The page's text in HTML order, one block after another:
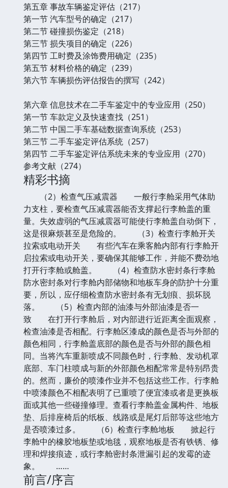
第五章 事故车辆鉴定评估（217）
第一节 汽车型号的确定（217）
第二节 碰撞损伤鉴定（218）
第三节 损失项目的确定（226）
第四节 工时费及涂饰费用确定（235）
第五节 材料价格的确定（239）
第六节 车辆损伤评估报告的撰写（242）
第六章 信息技术在二手车鉴定中的专业应用（250）
第一节 车款定义及快速查找（251）
第二节 中国二手车基础数据查询系统（253）
第三节 二手车鉴定评估系统（257）
第四节 二手车鉴定评估系统未来的专业应用（270）
参考文献（274）
精彩书摘
（2）检查气压减震器 一般行李舱采用气体助
力支柱，要检查气压减震器能否支撑起行李舱盖的重
量。失效虚弱的气压减震器可能使行李舱盖自动倒下，
这是很麻烦甚至是危险的。 （3）检查行李舱开关
拉索或电动开关 有些汽车在乘客舱内部有行李舱开
启拉索或电动开关，要确保其能够工作，并能不费劲地
打开行李舱或舱盖。 （4）检查防水密封条行李舱
防水密封条对行李舱内部储物和地板车身的防护十分重
要，所以，应仔细检查防水密封条有无划痕、损坏脱
落。 （5）检查内部的油漆与外部油漆是否一
致 在打开行李舱后，对内部进行近距离全面观察，
检查油漆是否相配。行李舱区漆成的颜色是否与外部的
颜色相同，行李舱盖底部的颜色是否与外部的颜色相
同。当将汽车重新喷成不同颜色时，行李舱、发动机罩
底部、车门柱喷成与新的外部颜色相配常常是特别昂贵
的。然而，廉价的喷漆作业并不包括这些工作。行李舱
中喷漆颜色不相配表明了已重喷了便宜漆或者是更换板
面或其他一些碰撞修理。查看行李舱盖金属构件、地板
垫、后排座椅后的纸板、线路或是尾灯后部等这些地方
是否喷漆过多。 （6）检查行李舱地板 掀起行
李舱中的橡胶地板垫或地毯，观察地板是否有铁锈、修
理和焊接痕迹，或行李舱密封条泄漏引起的发霉的迹
象。 ……
前言/序言